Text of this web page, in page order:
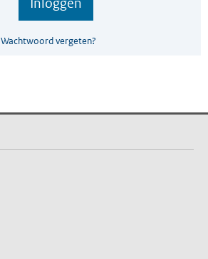
Wachtwoord vergeten?